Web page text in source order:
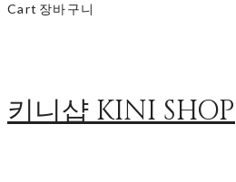
Cart 장바구니
키니샵 KINI SHOP